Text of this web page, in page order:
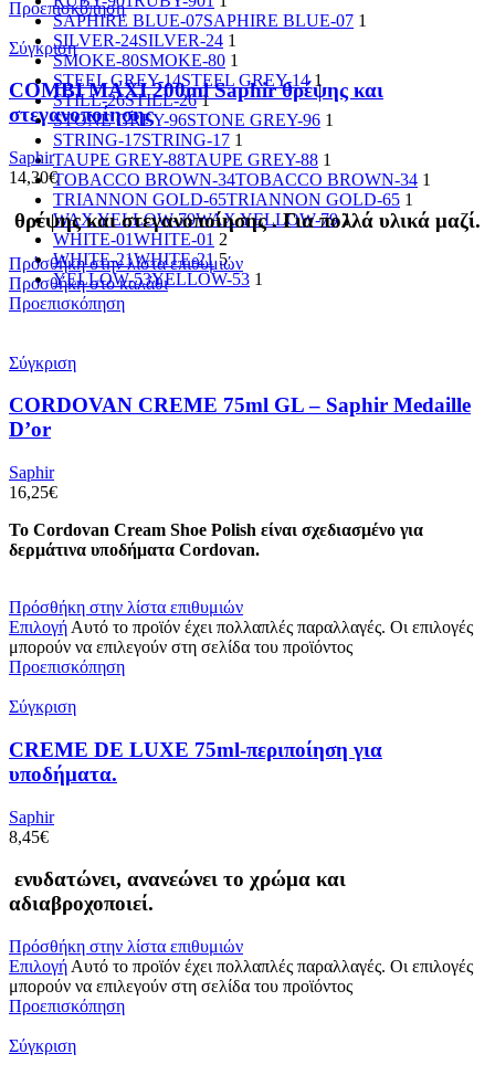
SAPHIRE BLUE-07SAPHIRE BLUE-07 1
SILVER-24SILVER-24 1
SMOKE-80SMOKE-80 1
STEEL GREY-14STEEL GREY-14 1
STILL-26STILL-26 1
STONE GREY-96STONE GREY-96 1
STRING-17STRING-17 1
TAUPE GREY-88TAUPE GREY-88 1
TOBACCO BROWN-34TOBACCO BROWN-34 1
TRIANNON GOLD-65TRIANNON GOLD-65 1
WAX YELLOW-79WAX YELLOW-79 1
WHITE-01WHITE-01 2
WHITE-21WHITE-21 5
YELLOW-53YELLOW-53 1
Προεπισκόπηση
Σύγκριση
COMBI MAXI 200ml Saphir θρέψης και
στεγανοποίησης
Saphir
14,30€
θρέψης και στεγανοποίησης . Για πολλά υλικά μαζί.
Πρόσθήκη στην λίστα επιθυμιών
Προσθήκη στο καλάθι
Προεπισκόπηση
Σύγκριση
CORDOVAN CREME 75ml GL – Saphir Medaille
D’or
Saphir
16,25€
Το Cordovan Cream Shoe Polish είναι σχεδιασμένο για
δερμάτινα υποδήματα Cordovan.
Πρόσθήκη στην λίστα επιθυμιών
Επιλογή Αυτό το προϊόν έχει πολλαπλές παραλλαγές. Οι επιλογές
μπορούν να επιλεγούν στη σελίδα του προϊόντος
Προεπισκόπηση
Σύγκριση
CREME DE LUXE 75ml-περιποίηση για
υποδήματα.
Saphir
8,45€
ενυδατώνει, ανανεώνει το χρώμα και
αδιαβροχοποιεί.
Πρόσθήκη στην λίστα επιθυμιών
Επιλογή Αυτό το προϊόν έχει πολλαπλές παραλλαγές. Οι επιλογές
μπορούν να επιλεγούν στη σελίδα του προϊόντος
Προεπισκόπηση
Σύγκριση